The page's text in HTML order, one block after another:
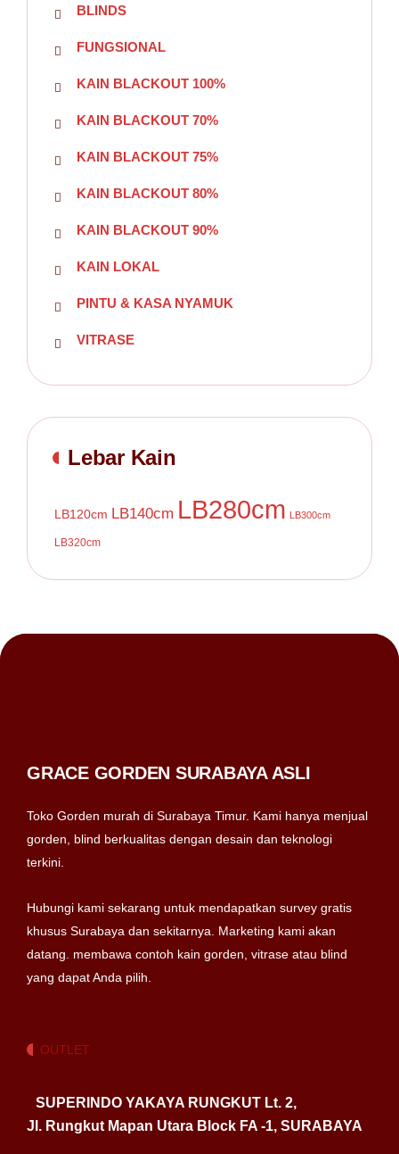
BLINDS
FUNGSIONAL
KAIN BLACKOUT 100%
KAIN BLACKOUT 70%
KAIN BLACKOUT 75%
KAIN BLACKOUT 80%
KAIN BLACKOUT 90%
KAIN LOKAL
PINTU & KASA NYAMUK
VITRASE
Lebar Kain
LB120cm LB140cm LB280cm LB300cm
LB320cm
GRACE GORDEN SURABAYA ASLI
Toko Gorden murah di Surabaya Timur. Kami hanya menjual
gorden, blind berkualitas dengan desain dan teknologi
terkini.
Hubungi kami sekarang untuk mendapatkan survey gratis
khusus Surabaya dan sekitarnya. Marketing kami akan
datang. membawa contoh kain gorden, vitrase atau blind
yang dapat Anda pilih.
OUTLET
SUPERINDO YAKAYA RUNGKUT Lt. 2,
Jl. Rungkut Mapan Utara Block FA -1, SURABAYA